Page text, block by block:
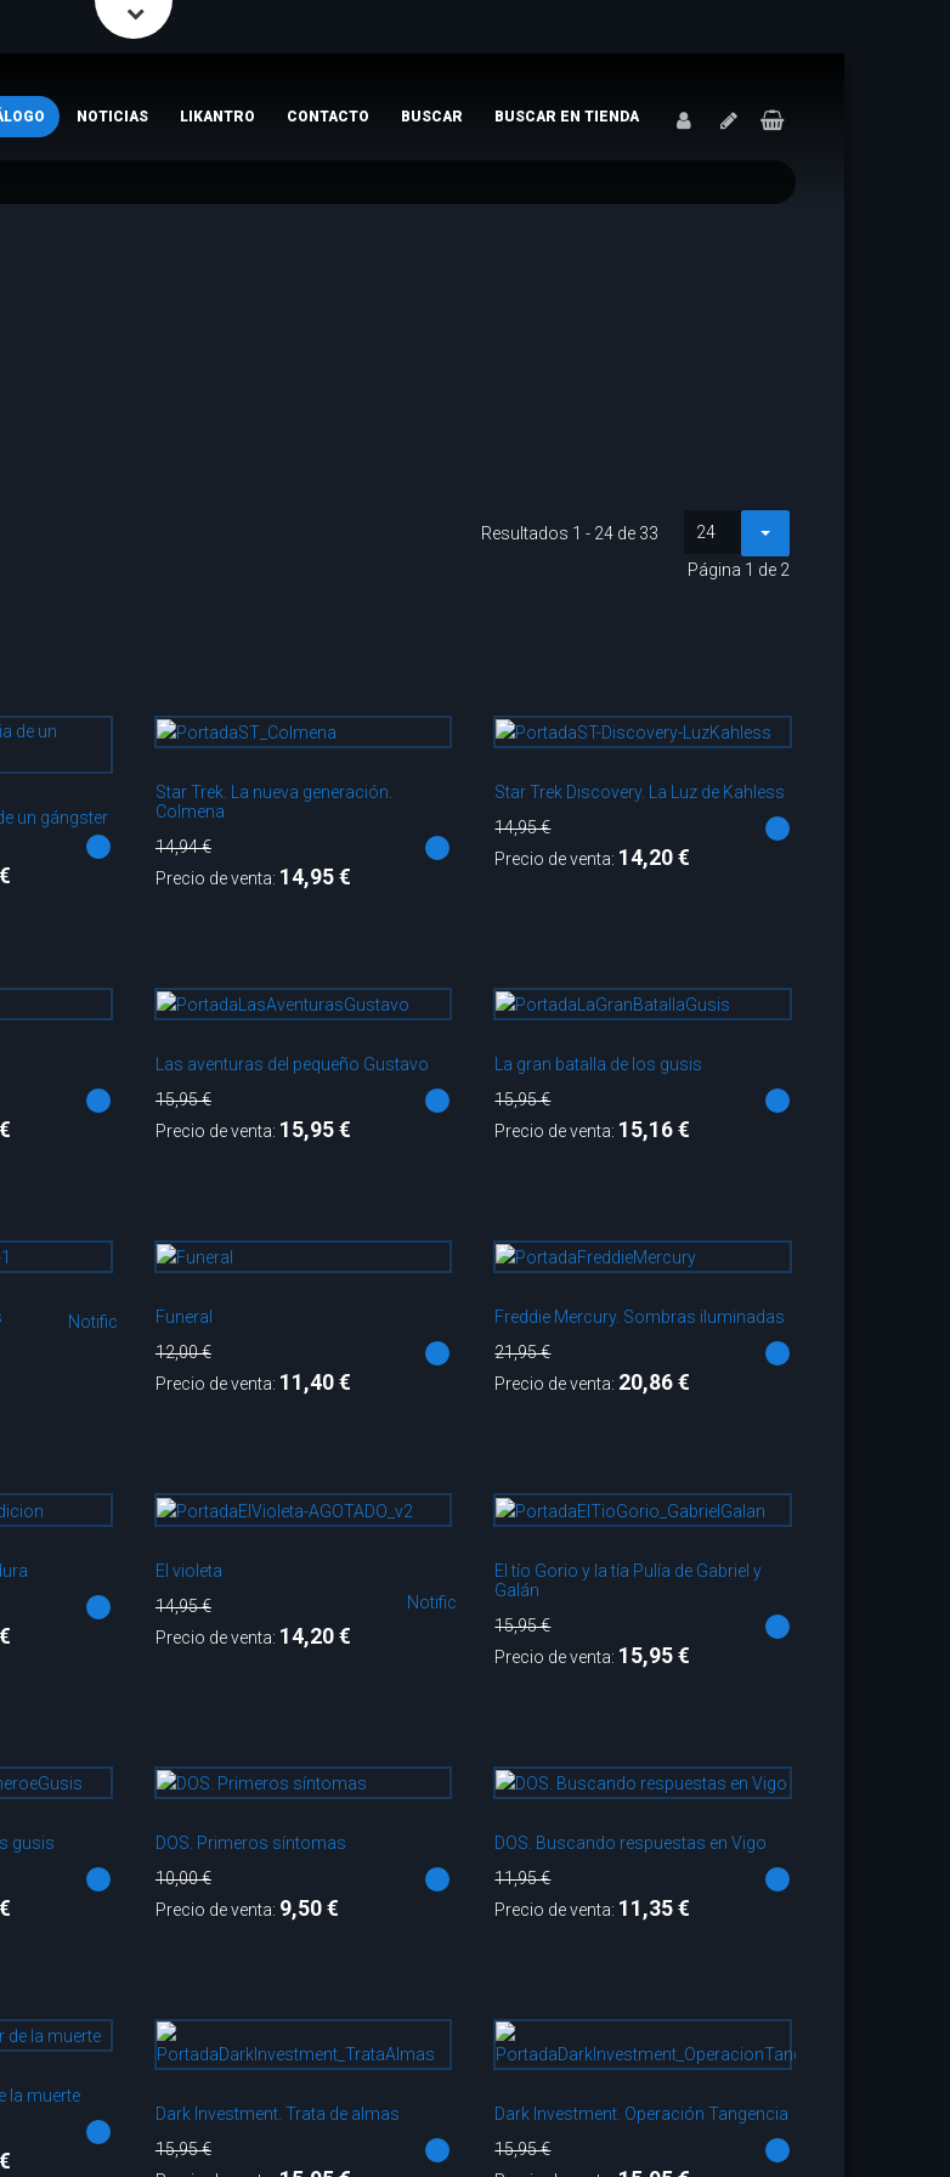
NOTICIAS LIKANTRO CONTACTO BUSCAR BUSCAR EN TIENDA
Resultados 1 - 24 de 33 24
Página 1 de 2
un gángster
Star Trek. La nueva generación.
Colmena
14,94 €
Precio de venta: 14,95 €
Star Trek Discovery. La Luz de Kahless
14,95 €
Precio de venta: 14,20 €
Las aventuras del pequeño Gustavo
15,95 €
Precio de venta: 15,95 €
La gran batalla de los gusis
15,95 €
Precio de venta: 15,16 €
NotificarmeFuneral
12,00 €
Precio de venta: 11,40 €
Freddie Mercury. Sombras iluminadas
21,95 €
Precio de venta: 20,86 €
El violeta
14,95 €
Precio de venta: 14,20 €
Notificarme
El tío Gorio y la tía Pulía de Gabriel y
Galán
15,95 €
Precio de venta: 15,95 €
gusis
DOS. Primeros síntomas
10,00 €
Precio de venta: 9,50 €
DOS. Buscando respuestas en Vigo
11,95 €
Precio de venta: 11,35 €
la muerte
Dark Investment. Trata de almas
15,95 €
Dark Investment. Operación Tangencia
15,95 €